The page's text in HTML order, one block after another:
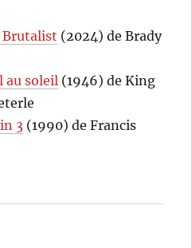
Brutalist (2024) de Brady
au soleil (1946) de King
3 (1990) de Francis